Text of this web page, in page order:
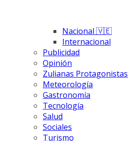
Nacional 🇻🇪
Internacional
Publicidad
Opinión
Zulianas Protagonistas
Meteorología
Gastronomía
Tecnología
Salud
Sociales
Turismo